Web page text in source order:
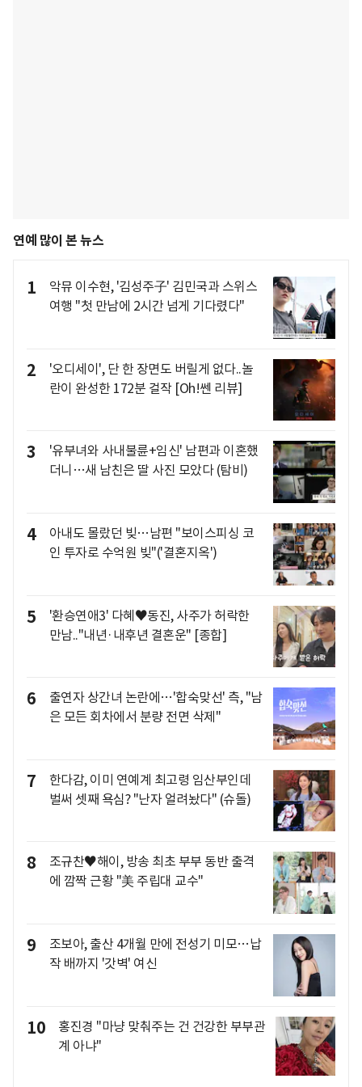
연예 많이 본 뉴스
1
악뮤 이수현, '김성주子' 김민국과 스위스
여행 "첫 만남에 2시간 넘게 기다렸다"
2
'오디세이', 단 한 장면도 버릴게 없다..놀
란이 완성한 172분 걸작 [Oh!쎈 리뷰]
3
'유부녀와 사내불륜+임신' 남편과 이혼했
더니…새 남친은 딸 사진 모았다 (탐비)
4
아내도 몰랐던 빚…남편 "보이스피싱 코
인 투자로 수억원 빚"('결혼지옥')
5
'환승연애3' 다혜♥동진, 사주가 허락한
만남.."내년·내후년 결혼운" [종합]
6
출연자 상간녀 논란에…'합숙맞선' 측, "남
은 모든 회차에서 분량 전면 삭제"
7
한다감, 이미 연예계 최고령 임산부인데
벌써 셋째 욕심? "난자 얼려놨다" (슈돌)
8
조규찬♥해이, 방송 최초 부부 동반 출격
에 깜짝 근황 "美 주립대 교수"
9
조보아, 출산 4개월 만에 전성기 미모…납
작 배까지 '갓벽' 여신
10
홍진경 "마냥 맞춰주는 건 건강한 부부관
계 아냐"